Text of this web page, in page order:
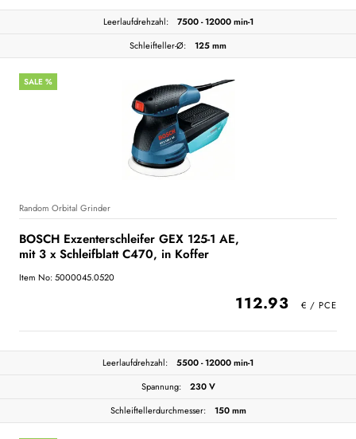
Leerlaufdrehzahl:
7500 - 12000 min-1
Schleifteller-Ø:
125 mm
SALE %
Random Orbital Grinder
BOSCH Exzenterschleifer GEX 125-1 AE,
mit 3 x Schleifblatt C470, in Koffer
Item No: 5000045.0520
112.93
Leerlaufdrehzahl:
5500 - 12000 min-1
Spannung:
230 V
Schleiftellerdurchmesser:
150 mm